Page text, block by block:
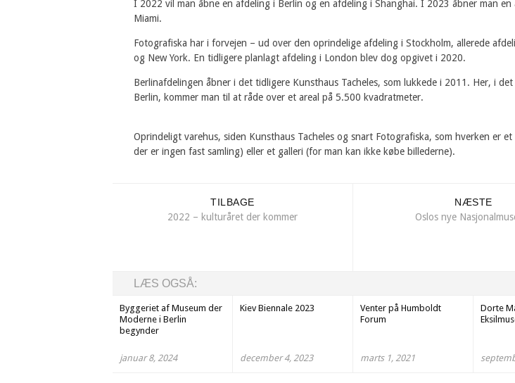
I 2022 vil man åbne en afdeling i Berlin og en afdeling i Shanghai. I 2023 åbner man en
Miami.
Fotografiska har i forvejen – ud over den oprindelige afdeling i Stockholm, allerede
og New York. En tidligere planlagt afdeling i London blev dog opgivet i 2020.
Berlinafdelingen åbner i det tidligere Kunsthaus Tacheles, som lukkede i 2011. Her, i det
Berlin, kommer man til at råde over et areal på 5.500 kvadratmeter.
Oprindeligt varehus, siden Kunsthaus Tacheles og snart Fotografiska, som hverken er
der er ingen fast samling) eller et galleri (for man kan ikke købe billederne).
TILBAGE
2022 – kulturåret der kommer
NÆSTE
Oslos nye
LÆS OGSÅ:
Byggeriet af Museum der
Moderne i Berlin
begynder
januar 8, 2024
Kiev Biennale 2023
december 4, 2023
Venter på Humboldt
Forum
marts 1, 2021
Dorte